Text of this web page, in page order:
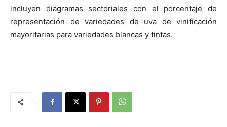
incluyen diagramas sectoriales con el porcentaje de
representación de variedades de uva de vinificación
mayoritarias para variedades blancas y tintas.